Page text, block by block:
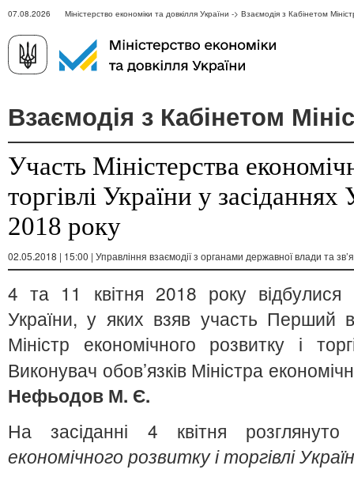
07.08.2026 Міністерство економіки та довкілля України -> Взаємодія з Кабінетом
Взаємодія з Кабінетом
Участь Міністерства
торгівлі України у
2018 року
02.05.2018 | 15:00 | Управління взаємодії з органами державної влади та
4 та 11 квітня 2018 року відбулися
України, у яких взяв участь Перший
Міністр економічного розвитку і
Виконувач обов’язків Міністра
Нефьодов М. Є.
На засіданні 4 квітня
економічного розвитку і торгівлі